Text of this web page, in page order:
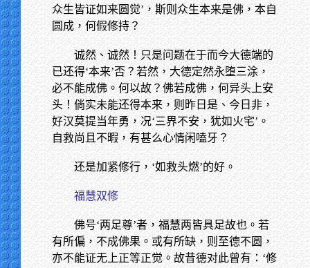
众生皆证如来圆觉’，斯则众生本来是佛，本自
圆成，何假修持？
诚然、诚然！只是问题在于而今大德端的
已还得‘本来’否？若然，大德定然永堕三涂，
必不能成佛。何以故？佛若成佛，何异头上安
头！倘实未能还得本来，则昨日是、今日非，
好汉莫提当年勇，况‘三界不安，犹如火宅’。
自救尚且不暇，有甚么心情闲嗑牙？
还是加紧修行，‘如救头燃’的好。
福慧双修
佛号‘两足尊’者，福慧两皆具足故也。若
有所偏，不成佛果。或有所缺，则至德不圆，
亦不能证无上正等正觉。故昔德对此曾有：‘修